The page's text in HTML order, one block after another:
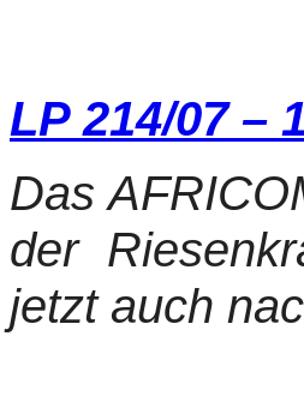
LP 214/07 –
Das
der
jetzt auch